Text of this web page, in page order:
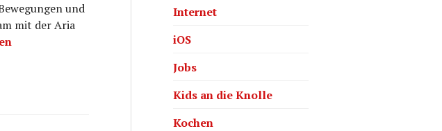
und
mit der Aria
– Rezension und HowTo
Internet
iOS
Jobs
Kids an die Knolle
Kochen